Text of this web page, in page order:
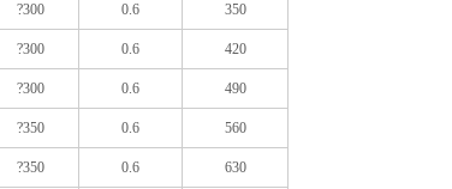
?300 0.6 350
?300 0.6 420
?300 0.6 490
?350 0.6 560
?350 0.6 630